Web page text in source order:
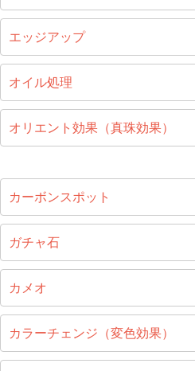
エッジアップ
オイル処理
オリエント効果（真珠効果）
カーボンスポット
ガチャ石
カメオ
カラーチェンジ（変色効果）